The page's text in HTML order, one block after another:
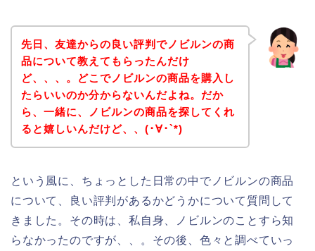
先日、友達からの良い評判でノビルンの商
品について教えてもらったんだけ
ど、、、。どこでノビルンの商品を購入し
たらいいのか分からないんだよね。だか
ら、一緒に、ノビルンの商品を探してくれ
ると嬉しいんだけど、、(･∀･`*)
という風に、ちょっとした日常の中でノビルンの商品
について、良い評判があるかどうかについて質問して
きました。その時は、私自身、ノビルンのことすら知
らなかったのですが、、。その後、色々と調べていっ